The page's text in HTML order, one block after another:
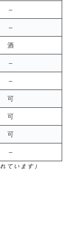
–
–
酒
–
–
可
可
可
–
ています）